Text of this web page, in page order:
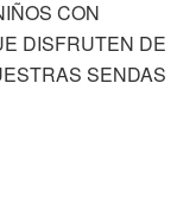
CON
DISFRUTEN DE
SENDAS